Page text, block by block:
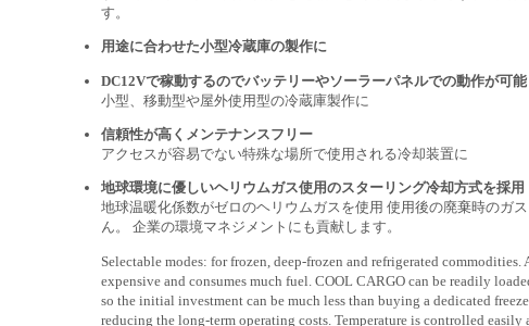
す。
用途に合わせた小型冷蔵庫の製作に
DC12Vで稼動するのでバッテリーやソーラーパネルでの動作が可能
小型、移動型や屋外使用型の冷蔵庫製作に
信頼性が高くメンテナンスフリー
アクセスが容易でない特殊な場所で使用される冷却装置に
地球環境に優しいヘリウムガス使用のスターリング冷却方式を採用
地球温暖化係数がゼロのヘリウムガスを使用 使用後の廃棄時のガ
ん。 企業の環境マネジメントにも貢献します。
Selectable modes: for frozen, deep-frozen and refrigerated commodities.
expensive and consumes much fuel. COOL CARGO can be readily
so the initial investment can be much less than buying a dedicated
reducing the long-term operating costs. Temperature is controlled